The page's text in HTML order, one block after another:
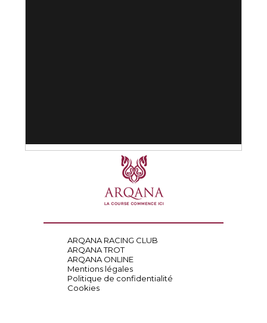
ARQANA RACING CLUB
ARQANA TROT
ARQANA ONLINE
Mentions légales
Politique de confidentialité
Cookies